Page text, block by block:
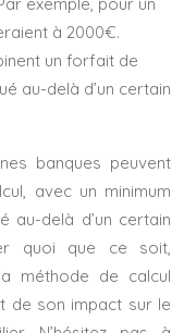
à 2000€.
un forfait de
au-delà d’un certain
banques peuvent
avec un minimum
au-delà d’un certain
quoi que ce soit,
méthode de calcul
de son impact sur le